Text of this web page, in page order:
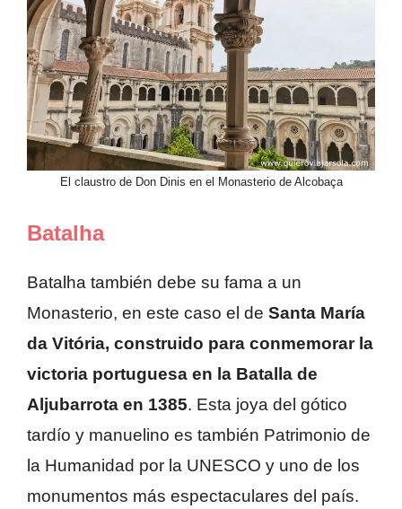
El claustro de Don Dinis en el Monasterio de Alcobaça
Batalha
Batalha también debe su fama a un
Monasterio, en este caso el de Santa María
da Vitória, construido para conmemorar la
victoria portuguesa en la Batalla de
Aljubarrota en 1385. Esta joya del gótico
tardío y manuelino es también Patrimonio de
la Humanidad por la UNESCO y uno de los
monumentos más espectaculares del país.